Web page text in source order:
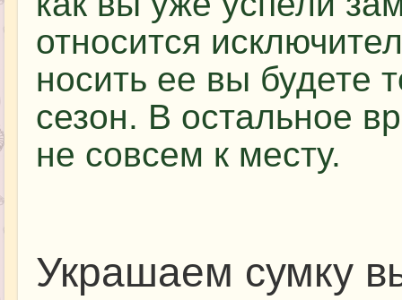
относится
носить ее вы будете
сезон. В остальное
не совсем к месту.
Украшаем сумку